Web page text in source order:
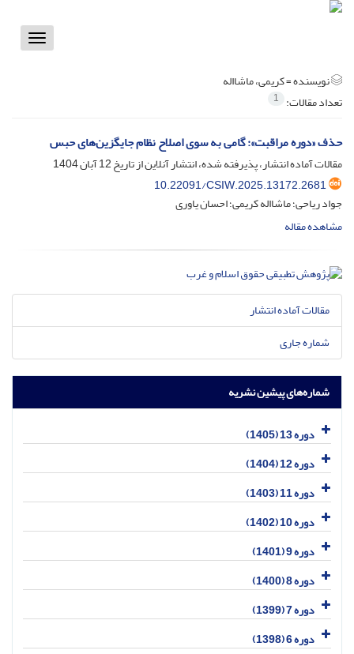
Toggle
نویسنده =کریمی، ماشااله
تعداد مقالات: 1
حذف «دوره مراقبت»: گامی به سوی اصلاح نظام جایگزین‌های حبس
مقالات آماده انتشار، پذیرفته شده، انتشار آنلاین از تاریخ12 آبان 1404
10.22091/CSIW.2025.13172.2681
جواد ریاحی؛ ماشااله کریمی؛ احسان یاوری
مشاهده مقاله
مقالات آماده انتشار
شماره جاری
شماره‌های پیشین نشریه
دوره 13 (1405)
دوره 12 (1404)
دوره 11 (1403)
دوره 10 (1402)
دوره 9 (1401)
دوره 8 (1400)
دوره 7 (1399)
دوره 6 (1398)